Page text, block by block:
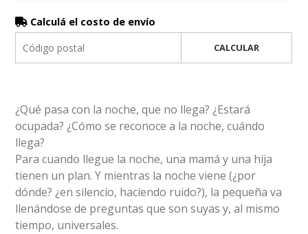
Calculá el costo de envío
CALCULAR
¿Qué pasa con la noche, que no llega? ¿Estará
ocupada? ¿Cómo se reconoce a la noche, cuándo
llega?
Para cuando llegue la noche, una mamá y una hija
tienen un plan. Y mientras la noche viene (¿por
dónde? ¿en silencio, haciendo ruido?), la pequeña va
llenándose de preguntas que son suyas y, al mismo
tiempo, universales.